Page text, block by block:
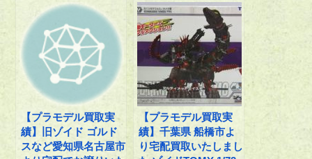
【プラモデル買取実
績】旧ゾイド ゴルド
スなど愛知県名古屋市
【プラモデル買取実
績】千葉県 船橋市よ
り宅配買取いたしまし